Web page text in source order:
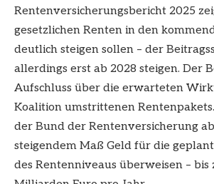
Rentenversicherungsbericht 2025
gesetzlichen Renten in den
deutlich steigen sollen – der
allerdings erst ab 2028 steigen. Der
Aufschluss über die erwarteten
Koalition umstrittenen
der Bund der Rentenversicherung
steigendem Maß Geld für die
des Rentenniveaus überweisen – bis